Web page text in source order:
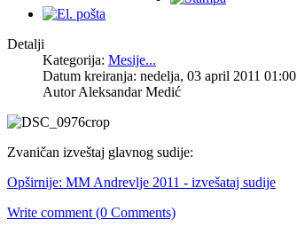
Detalji
Kategorija: Mesije...
Datum kreiranja: nedelja, 03 april 2011 01:00
Autor Aleksandar Medić
Zvaničan izveštaj glavnog sudije:
Opširnije: MM Andrevlje 2011 - izvešataj sudije
Write comment (0 Comments)